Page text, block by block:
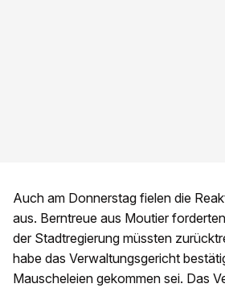
Auch am Donnerstag fielen die
aus. Berntreue aus Moutier
der Stadtregierung müssten
habe das Verwaltungsgericht
Mauscheleien gekommen sei. Das